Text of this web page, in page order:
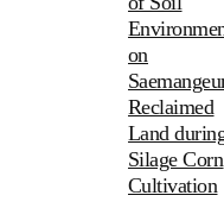
on
Reclaimed
Land
Silage Corn
Cultivation